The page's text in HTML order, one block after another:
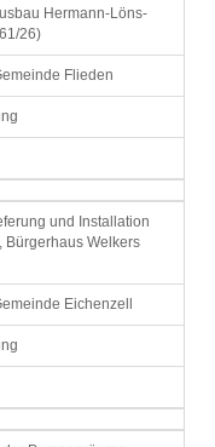
Hermann-Löns-
26)
Flieden
und Installation
Welkers
Eichenzell